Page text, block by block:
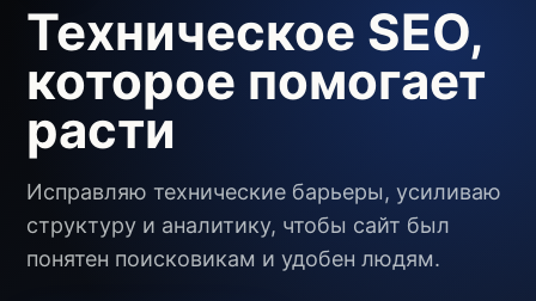
Техническое SEO,
которое помогает
расти
Исправляю технические барьеры, усиливаю
структуру и аналитику, чтобы сайт был
понятен поисковикам и удобен людям.